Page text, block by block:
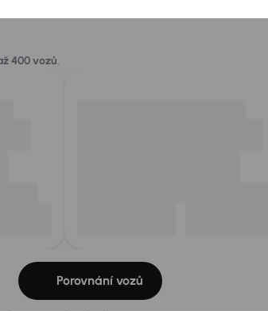
400 vozů.
Porovnání vozů